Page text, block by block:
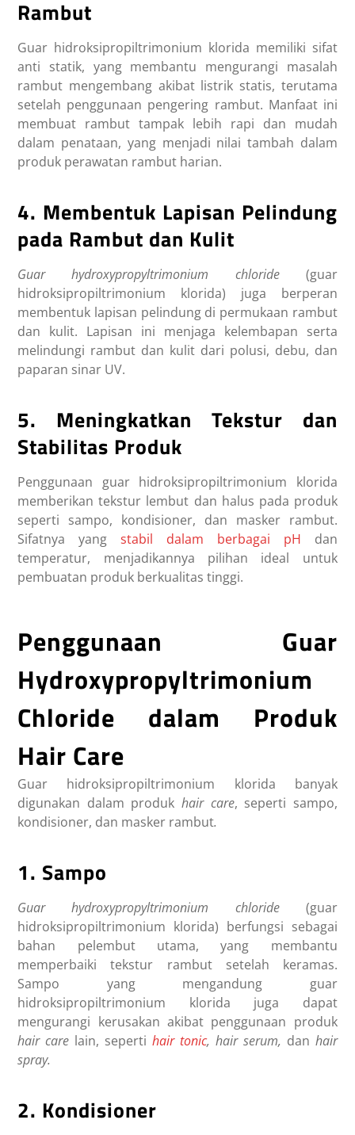
Rambut
Guar hidroksipropiltrimonium klorida memiliki sifat
anti statik, yang membantu mengurangi masalah
rambut mengembang akibat listrik statis, terutama
setelah penggunaan pengering rambut. Manfaat ini
membuat rambut tampak lebih rapi dan mudah
dalam penataan, yang menjadi nilai tambah dalam
produk perawatan rambut harian.
4. Membentuk Lapisan Pelindung
pada Rambut dan Kulit
Guar hydroxypropyltrimonium chloride(guar
hidroksipropiltrimonium klorida) juga berperan
membentuk lapisan pelindung di permukaan rambut
dan kulit. Lapisan ini menjaga kelembapan serta
melindungi rambut dan kulit dari polusi, debu, dan
paparan sinar UV.
5. Meningkatkan Tekstur dan
Stabilitas Produk
Penggunaan guar hidroksipropiltrimonium klorida
memberikan tekstur lembut dan halus pada produk
seperti sampo, kondisioner, dan masker rambut.
Sifatnya yangstabil dalam berbagai pH dan
temperatur, menjadikannya pilihan ideal untuk
pembuatan produk berkualitas tinggi.
Penggunaan Guar
Hydroxypropyltrimonium
Chloride dalam Produk
Hair Care
Guar hidroksipropiltrimonium klorida banyak
digunakan dalam produk hair care, seperti sampo,
kondisioner, dan masker rambut.
1. Sampo
Guar hydroxypropyltrimonium chloride(guar
hidroksipropiltrimonium klorida) berfungsi sebagai
bahan pelembut utama, yang membantu
memperbaiki tekstur rambut setelah keramas.
Sampo yang mengandung guar
hidroksipropiltrimonium klorida juga dapat
mengurangi kerusakan akibat penggunaan produk
hair care lain, seperti hair tonic, hair serum, dan hair
spray.
2. Kondisioner